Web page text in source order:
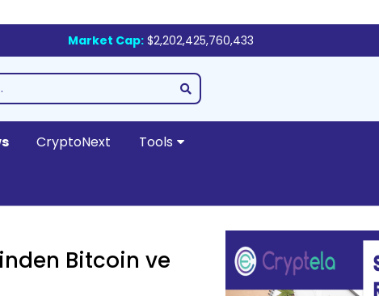
Market Cap: $2,202,425,760,433
CryptoNext Tools
Bitcoin ve